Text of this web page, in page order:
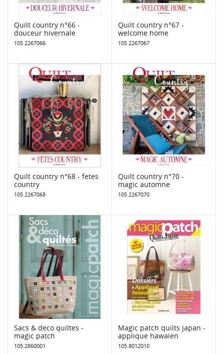
Quilt country n°66 -
douceur hivernale
105 2267066
Quilt country n°67 -
welcome home
105 2267067
Quilt country n°68 - fetes
country
105 2267068
Quilt country n°70 -
magic automne
105 2267070
Sacs & deco quiltes -
magic patch
105 2860001
Magic patch quilts japan -
applique hawaien
105 8012010